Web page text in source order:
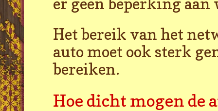
Het bereik van het
auto moet ook sterk
bereiken.
Hoe dicht mogen de